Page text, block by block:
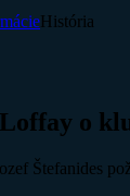
História
o
Štefanides